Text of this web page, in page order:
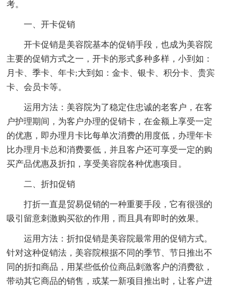
考。
一、开卡促销
开卡促销是美容院基本的促销手段，也成为美容院
主要的促销方式之一，开卡的形式多种多样，小到如：
月卡、季卡、年卡;大到如：金卡、银卡、积分卡、贵宾
卡、会员卡等。
运用方法：美容院为了稳定住忠诚的老客户，在客
户护理期间，为客户办理的促销卡，在金额上享受一定
的优惠，即办理月卡比每单次消费的用度低，办理年卡
比办理月卡总和消费要低，并且客户还可享受一定的购
买产品优惠及折扣，享受美容院各种优惠项目。
二、折扣促销
打折一直是贸易促销的一种重要手段，它有很强的
吸引留意刺激购买欲的作用，而且具有即时的效果。
运用方法：折扣促销是美容院最常用的促销方式。
针对这种促销法，美容院根据不同的季节、节日推出不
同的折扣商品，用某些低价位商品刺激客户的消费欲，
带动其它商品的销售，或某一新项目推出时，让客户进